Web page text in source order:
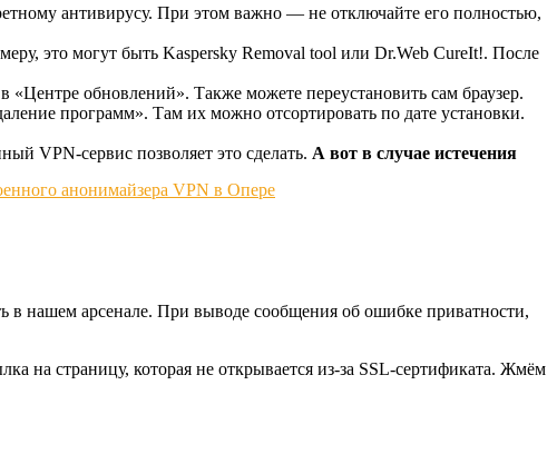
антивирусу. При этом важно — не отключайте его полностью,
это могут быть Kaspersky Removal tool или Dr.Web CureIt!. После
обновлений». Также можете переустановить сам браузер.
программ». Там их можно отсортировать по дате установки.
VPN‑сервис позволяет это сделать. А вот в случае истечения
нашем арсенале. При выводе сообщения об ошибке приватности,
на страницу, которая не открывается из-за SSL-сертификата. Жмём